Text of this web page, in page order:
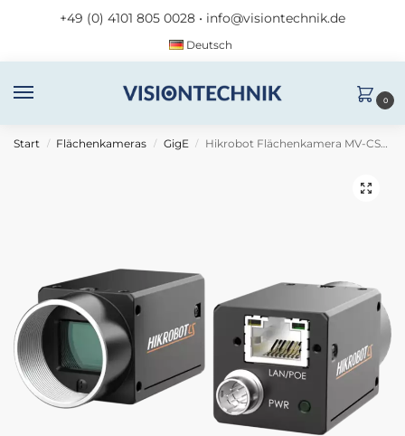
+49 (0) 4101 805 0028 • info@visiontechnik.de
Deutsch
0
Start / Flächenkameras / GigE / Hikrobot Flächenkamera MV-CS060-10GM-PRO